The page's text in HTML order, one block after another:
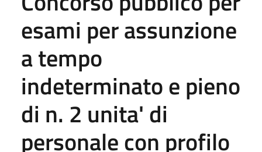
esami per assunzione
a tempo
indeterminato e pieno
di n. 2 unita' di
personale con profilo